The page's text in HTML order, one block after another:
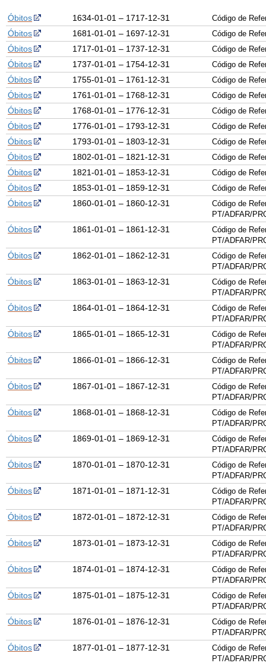
Óbitos 1634-01-01 – 1717-12-31 Código de
Óbitos 1681-01-01 – 1697-12-31 Código de
Óbitos 1717-01-01 – 1737-12-31 Código de
Óbitos 1737-01-01 – 1754-12-31 Código de
Óbitos 1755-01-01 – 1761-12-31 Código de
Óbitos 1761-01-01 – 1768-12-31 Código de
Óbitos 1768-01-01 – 1776-12-31 Código de
Óbitos 1776-01-01 – 1793-12-31 Código de
Óbitos 1793-01-01 – 1803-12-31 Código de
Óbitos 1802-01-01 – 1821-12-31 Código de
Óbitos 1821-01-01 – 1853-12-31 Código de
Óbitos 1853-01-01 – 1859-12-31 Código de
Óbitos 1860-01-01 – 1860-12-31
Código de
PT/ADFAR/
Óbitos 1861-01-01 – 1861-12-31
Código de
PT/ADFAR/
Óbitos 1862-01-01 – 1862-12-31
Código de
PT/ADFAR/
Óbitos 1863-01-01 – 1863-12-31
Código de
PT/ADFAR/
Óbitos 1864-01-01 – 1864-12-31
Código de
PT/ADFAR/
Óbitos 1865-01-01 – 1865-12-31
Código de
PT/ADFAR/
Óbitos 1866-01-01 – 1866-12-31
Código de
PT/ADFAR/
Óbitos 1867-01-01 – 1867-12-31
Código de
PT/ADFAR/
Óbitos 1868-01-01 – 1868-12-31
Código de
PT/ADFAR/
Óbitos 1869-01-01 – 1869-12-31
Código de
PT/ADFAR/
Óbitos 1870-01-01 – 1870-12-31
Código de
PT/ADFAR/
Óbitos 1871-01-01 – 1871-12-31
Código de
PT/ADFAR/
Óbitos 1872-01-01 – 1872-12-31
Código de
PT/ADFAR/
Óbitos 1873-01-01 – 1873-12-31
Código de
PT/ADFAR/
Óbitos 1874-01-01 – 1874-12-31
Código de
PT/ADFAR/
Óbitos 1875-01-01 – 1875-12-31
Código de
PT/ADFAR/
Óbitos 1876-01-01 – 1876-12-31
Código de
PT/ADFAR/
Óbitos 1877-01-01 – 1877-12-31
Código de
PT/ADFAR/